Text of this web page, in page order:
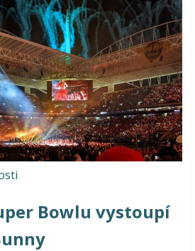
Bowlu vystoupí